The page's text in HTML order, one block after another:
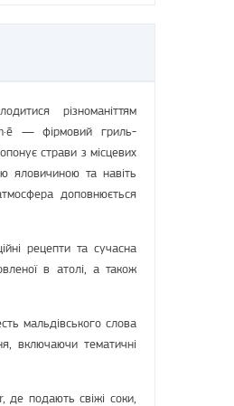
різноманіттям
— фірмовий гриль-
страви з місцевих
яловичиною та навіть
доповнюється
рецепти та сучасна
в атолі, а також
мальдівського слова
включаючи тематичні
де подають свіжі соки,